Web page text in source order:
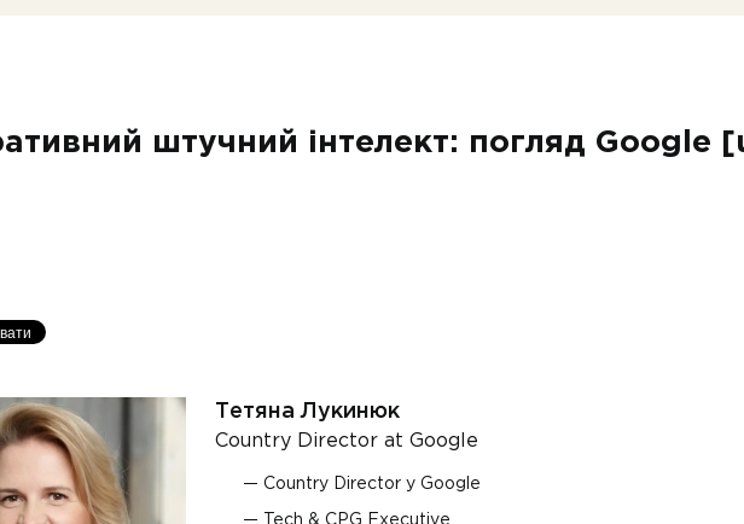
штучний інтелект: погляд Google
Тетяна Лукинюк
Country Director at Google
Country Director у Google
Tech & CPG Executive